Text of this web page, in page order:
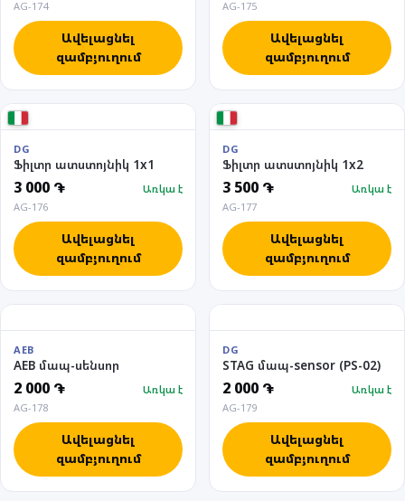
AG-174
Ավելացնել
զամբյուղում
AG-175
Ավելացնել
զամբյուղում
DG
Ֆիլտր ատստոյնիկ 1x1
3 000 ֏
Առկա է
AG-176
Ավելացնել
զամբյուղում
DG
Ֆիլտր ատստոյնիկ 1x2
3 500 ֏
Առկա է
AG-177
Ավելացնել
զամբյուղում
AEB
AEB մապ-սենսոր
2 000 ֏
Առկա է
AG-178
Ավելացնել
զամբյուղում
DG
STAG մապ-sensor (PS-02)
2 000 ֏
Առկա է
AG-179
Ավելացնել
զամբյուղում